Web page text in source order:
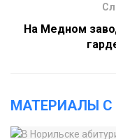
На Медном
МАТЕРИАЛЫ С